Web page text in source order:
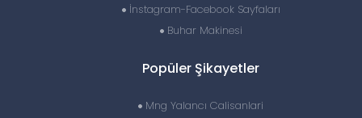
İnstagram-Facebook Sayfaları
Buhar Makinesi
Popüler Şikayetler
Mng Yalancı Calisanlari